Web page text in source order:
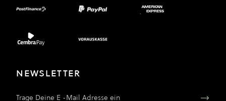
NEWSLETTER